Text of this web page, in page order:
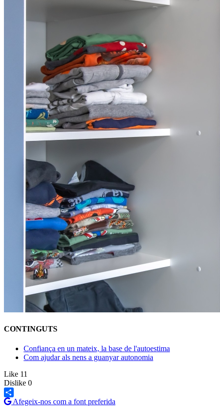
CONTINGUTS
Confiança en un mateix, la base de l'autoestima
Com ajudar als nens a guanyar autonomia
Like 11
Dislike 0
Share
Afegeix-nos com a font preferida